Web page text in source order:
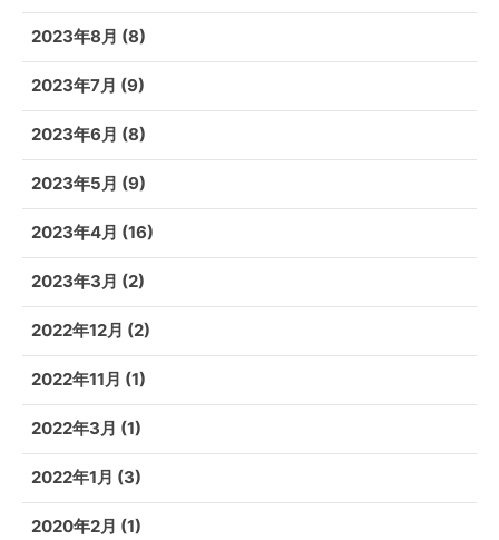
2023年8月 (8)
2023年7月 (9)
2023年6月 (8)
2023年5月 (9)
2023年4月 (16)
2023年3月 (2)
2022年12月 (2)
2022年11月 (1)
2022年3月 (1)
2022年1月 (3)
2020年2月 (1)